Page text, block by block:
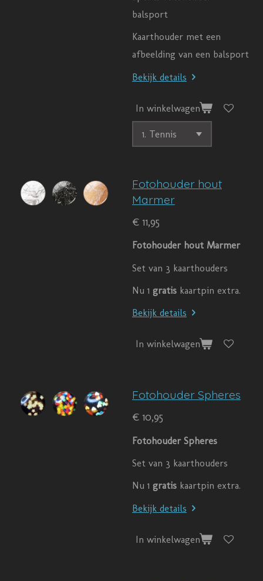
balsport
Kaarthouder met een
afbeelding van een balsport
Bekijk details
In winkelwagen
Fotohouder hout
Marmer
€ 11,95
Fotohouder hout Marmer
Set van 3 kaarthouders
Nu 1 gratis kaartpin extra.
Bekijk details
In winkelwagen
Fotohouder Spheres
€ 10,95
Fotohouder Spheres
Set van 3 kaarthouders
Nu 1 gratis kaartpin extra.
Bekijk details
In winkelwagen